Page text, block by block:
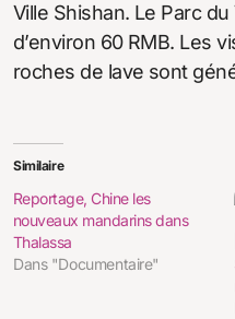
Ville Shishan. Le Parc
d’environ 60 RMB. Les
roches de lave sont
Similaire
Reportage, Chine les
nouveaux mandarins dans
Thalassa
Dans "Documentaire"